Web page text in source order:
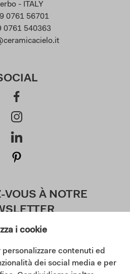
i cookie
contenuti ed
dei social media e per
- ITALY
0761 56701
0761 540363
VOUS À NOTRE
(
)